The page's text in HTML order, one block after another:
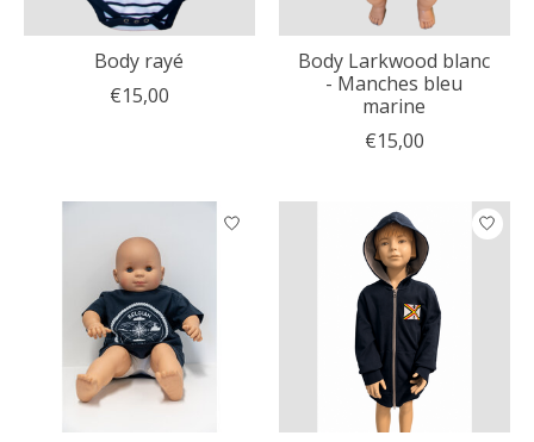
Body rayé
€15,00
Body Larkwood blanc
- Manches bleu
marine
€15,00